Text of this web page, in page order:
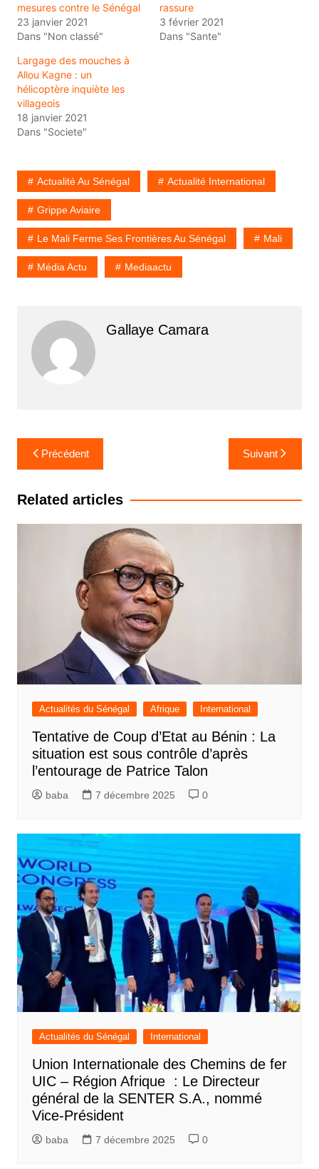
mesures contre le Sénégal
23 janvier 2021
Dans "Non classé"
rassure
3 février 2021
Dans "Sante"
Largage des mouches à
Allou Kagne : un
hélicoptère inquiète les
villageois
18 janvier 2021
Dans "Societe"
Actualité Au Sénégal Actualité International
Grippe Aviaire
Le Mali Ferme Ses Frontières Au Sénégal Mali
Média Actu Mediaactu
Gallaye Camara
Navigation
de
l’article
Précédent Suivant
Related articles
Actualités du Sénégal Afrique International
Tentative de Coup d’Etat au Bénin : La
situation est sous contrôle d’après
l’entourage de Patrice Talon
baba 7 décembre 2025 0
Actualités du Sénégal International
Union Internationale des Chemins de fer
UIC – Région Afrique : Le Directeur
général de la SENTER S.A., nommé
Vice-Président
baba 7 décembre 2025 0